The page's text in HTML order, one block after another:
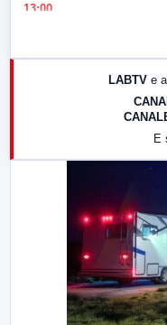
13:00
LABTV e
E